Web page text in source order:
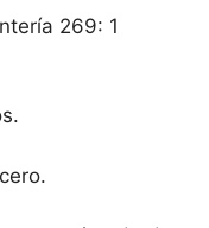
269: 1